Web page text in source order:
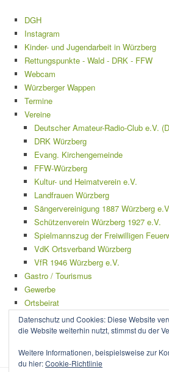
DGH
Instagram
Kinder- und Jugendarbeit in Würzberg
Rettungspunkte - Wald - DRK - FFW
Webcam
Würzberger Wappen
Termine
Vereine
Deutscher Amateur-Radio-Club e.V.
DRK Würzberg
Evang. Kirchengemeinde
FFW-Würzberg
Kultur- und Heimatverein e.V.
Landfrauen Würzberg
Sängervereinigung 1887 Würzberg
Schützenverein Würzberg 1927 e.V.
Spielmannszug der Freiwilligen
VdK Ortsverband Würzberg
VfR 1946 Würzberg e.V.
Gastro / Tourismus
Gewerbe
Ortsbeirat
Mängelmelder
Impressum
Datenschutz und Cookies: Diese Website
die Website weiterhin nutzt, stimmst du der
Weitere Informationen, beispielsweise zur
du hier:Cookie-Richtlinie